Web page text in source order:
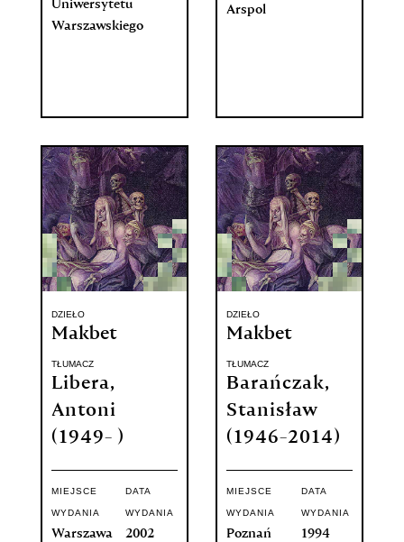
Uniwersytetu
Warszawskiego
Arspol
DZIEŁO
Makbet
TŁUMACZ
Libera,
Antoni
(1949- )
MIEJSCE
WYDANIA
Warszawa
DATA
WYDANIA
2002
DZIEŁO
Makbet
TŁUMACZ
Barańczak,
Stanisław
(1946-2014)
MIEJSCE
WYDANIA
Poznań
DATA
WYDANIA
1994